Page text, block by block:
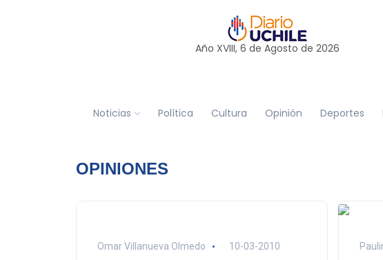
Año XVIII, 6 de Agosto de 2026
Noticias Política Cultura Opinión Deportes
OPINIONES
Omar Villanueva Olmedo 10-03-2010